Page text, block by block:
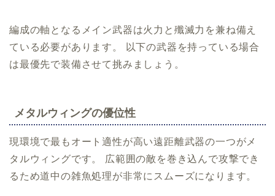
編成の軸となるメイン武器は火力と殲滅力を兼ね備え
ている必要があります。 以下の武器を持っている場合
は最優先で装備させて挑みましょう。
メタルウィングの優位性
現環境で最もオート適性が高い遠距離武器の一つがメ
タルウィングです。 広範囲の敵を巻き込んで攻撃でき
るため道中の雑魚処理が非常にスムーズになります。